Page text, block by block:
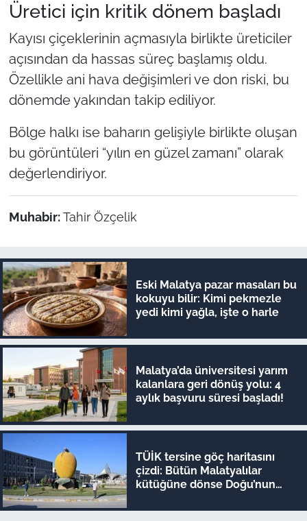
Üretici için kritik dönem başladı
Kayısı çiçeklerinin açmasıyla birlikte üreticiler
açısından da hassas süreç başlamış oldu.
Özellikle ani hava değişimleri ve don riski, bu
dönemde yakından takip ediliyor.
Bölge halkı ise baharın gelişiyle birlikte oluşan
bu görüntüleri “yılın en güzel zamanı” olarak
değerlendiriyor.
Muhabir: Tahir Özçelik
Eski Malatya pazar masaları bu
kokuyu bilir: Kimi pekmezle
yedi kimi yağla, işte o harle
Malatya’da üniversitesi yarım
kalanlara geri dönüş yolu: 4
aylık başvuru süresi başladı!
TÜİK tersine göç haritasını
çizdi: Bütün Malatyalılar
kütüğüne dönse Doğu’nun